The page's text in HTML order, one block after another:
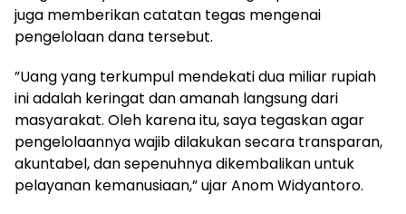
juga memberikan catatan tegas mengenai
pengelolaan dana tersebut.
​”Uang yang terkumpul mendekati dua miliar rupiah
ini adalah keringat dan amanah langsung dari
masyarakat. Oleh karena itu, saya tegaskan agar
pengelolaannya wajib dilakukan secara transparan,
akuntabel, dan sepenuhnya dikembalikan untuk
pelayanan kemanusiaan,” ujar Anom Widyantoro.